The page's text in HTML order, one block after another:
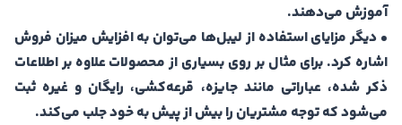
آموزش می‌دهند.
• دیگر مزایای استفاده از لیبل‌ها می‌توان به افزایش میزان فروش
اشاره کرد. برای مثال بر روی بسیاری از محصولات علاوه بر اطلاعات
ذکر شده، عباراتی مانند جایزه، قرعه‌کشی، رایگان و غیره ثبت
می‌شود که توجه مشتریان را بیش از پیش به خود جلب می‌کند.